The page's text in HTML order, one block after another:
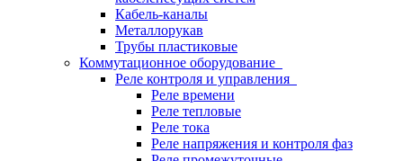
Кабель-каналы
Металлорукав
Трубы пластиковые
Коммутационное оборудование
Реле контроля и управления
Реле времени
Реле тепловые
Реле тока
Реле напряжения и контроля фаз